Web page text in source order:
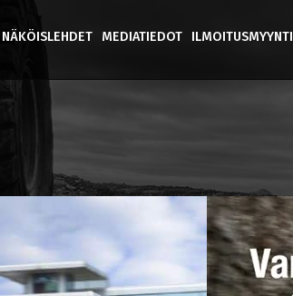
NÄKÖISLEHDET MEDIATIEDOT ILMOITUSMYYNTI